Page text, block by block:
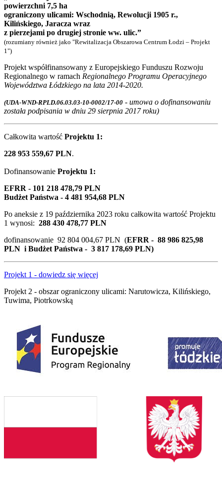
powierzchni 7,5 ha
ograniczony ulicami: Wschodnią, Rewolucji 1905 r.,
Kilińskiego, Jaracza wraz
z pierzejami po drugiej stronie ww. ulic.”
(rozumiany również jako "Rewitalizacja Obszarowa Centrum Łodzi – Projekt
1")
Projekt współfinansowany z Europejskiego Funduszu Rozwoju
Regionalnego w ramach Regionalnego Programu Operacyjnego
Województwa Łódzkiego na lata 2014-2020.
(UDA-WND-RPLD.06.03.03-10-0002/17-00 - umowa o dofinansowaniu
została podpisania w dniu 29 sierpnia 2017 roku)
Całkowita wartość Projektu 1:
228 953 559,67 PLN.
Dofinansowanie Projektu 1:
EFRR - 101 218 478,79 PLN
Budżet Państwa - 4 481 954,68 PLN
Po aneksie z 19 października 2023 roku całkowita wartość Projektu
1 wynosi: 288 430 478,77 PLN
dofinansowanie 92 804 004,67 PLN (EFRR - 88 986 825,98
PLN i Budżet Państwa - 3 817 178,69 PLN)
Projekt 1 - dowiedz się więcej
Projekt 2 - obszar ograniczony ulicami: Narutowicza, Kilińskiego,
Tuwima, Piotrkowską